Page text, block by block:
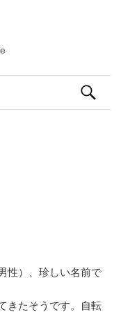
検
索:
性）、珍しい名前で
きたそうです。自転